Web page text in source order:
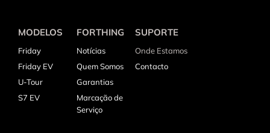
MODELOS
Friday
Friday EV
U-Tour
S7 EV
FORTHING
Notícias
Quem Somos
Garantias
Marcação de
Serviço
SUPORTE
Onde Estamos
Contacto